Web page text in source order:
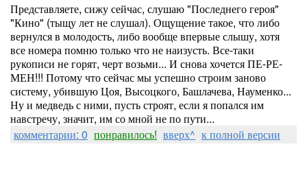
Представляете, сижу сейчас, слушаю "Последнего героя"
"Кино" (тыщу лет не слушал). Ощущение такое, что либо
вернулся в молодость, либо вообще впервые слышу, хотя
все номера помню только что не наизусть. Все-таки
рукописи не горят, черт возьми... И снова хочется ПЕ-РЕ-
МЕН!!! Потому что сейчас мы успешно строим заново
систему, убившую Цоя, Высоцкого, Башлачева, Науменко...
Ну и медведь с ними, пусть строят, если я попался им
навстречу, значит, им со мной не по пути...
комментарии: 0 понравилось! вверх^ к полной версии